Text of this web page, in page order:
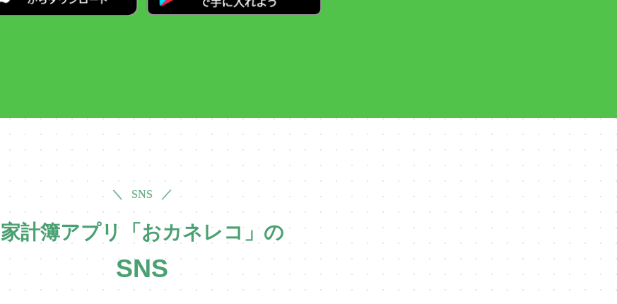
＼ SNS ／
家計簿アプリ「おカネレコ」の
SNS